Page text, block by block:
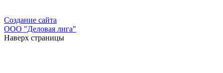
Создание сайта
ООО "Деловая лига"
Наверх страницы